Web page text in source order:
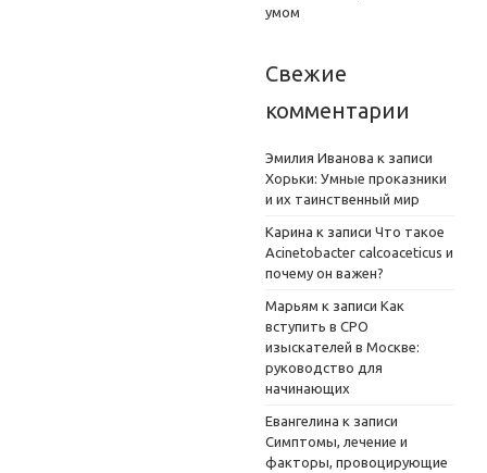
умом
Свежие
комментарии
Эмилия Иванова к записи
Хорьки: Умные проказники
и их таинственный мир
Карина к записи Что такое
Acinetobacter calcoaceticus и
почему он важен?
Марьям к записи Как
вступить в СРО
изыскателей в Москве:
руководство для
начинающих
Евангелина к записи
Симптомы, лечение и
факторы, провоцирующие